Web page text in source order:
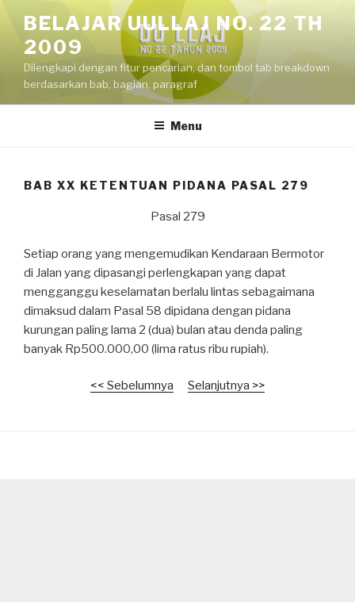
content
BELAJAR UULLAJ NO. 22 TH
2009
Dilengkapi dengan fitur pencarian, dan tombol tab breakdown
berdasarkan bab, bagian, paragraf
Menu
BAB XX KETENTUAN PIDANA PASAL 279
Pasal 279
Setiap orang yang mengemudikan Kendaraan Bermotor
di Jalan yang dipasangi perlengkapan yang dapat
mengganggu keselamatan berlalu lintas sebagaimana
dimaksud dalam Pasal 58 dipidana dengan pidana
kurungan paling lama 2 (dua) bulan atau denda paling
banyak Rp500.000,00 (lima ratus ribu rupiah).
<< Sebelumnya Selanjutnya >>